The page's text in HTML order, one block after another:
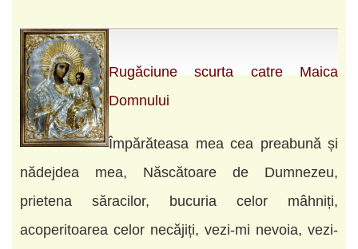
Rugăciune scurta catre Maica
Domnului
Împărăteasa mea cea preabună și
nădejdea mea, Născătoare de Dumnezeu,
prietena săracilor, bucuria celor mâhniți,
acoperitoarea celor necăjiți, vezi-mi nevoia, vezi-